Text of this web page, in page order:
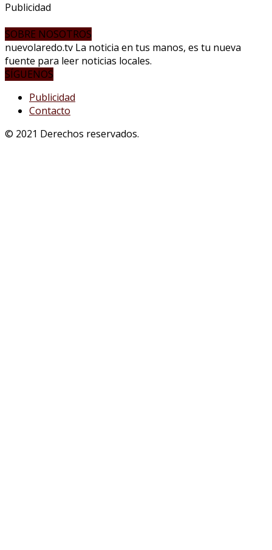
Publicidad
SOBRE NOSOTROS
nuevolaredo.tv La noticia en tus manos, es tu nueva
fuente para leer noticias locales.
SÍGUENOS
Publicidad
Contacto
© 2021 Derechos reservados.